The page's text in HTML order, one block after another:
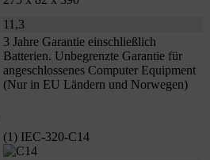
11,3
3 Jahre Garantie einschließlich
Batterien. Unbegrenzte Garantie für
angeschlossenes Computer Equipment
(Nur in EU Ländern und Norwegen)
(1) IEC-320-C14